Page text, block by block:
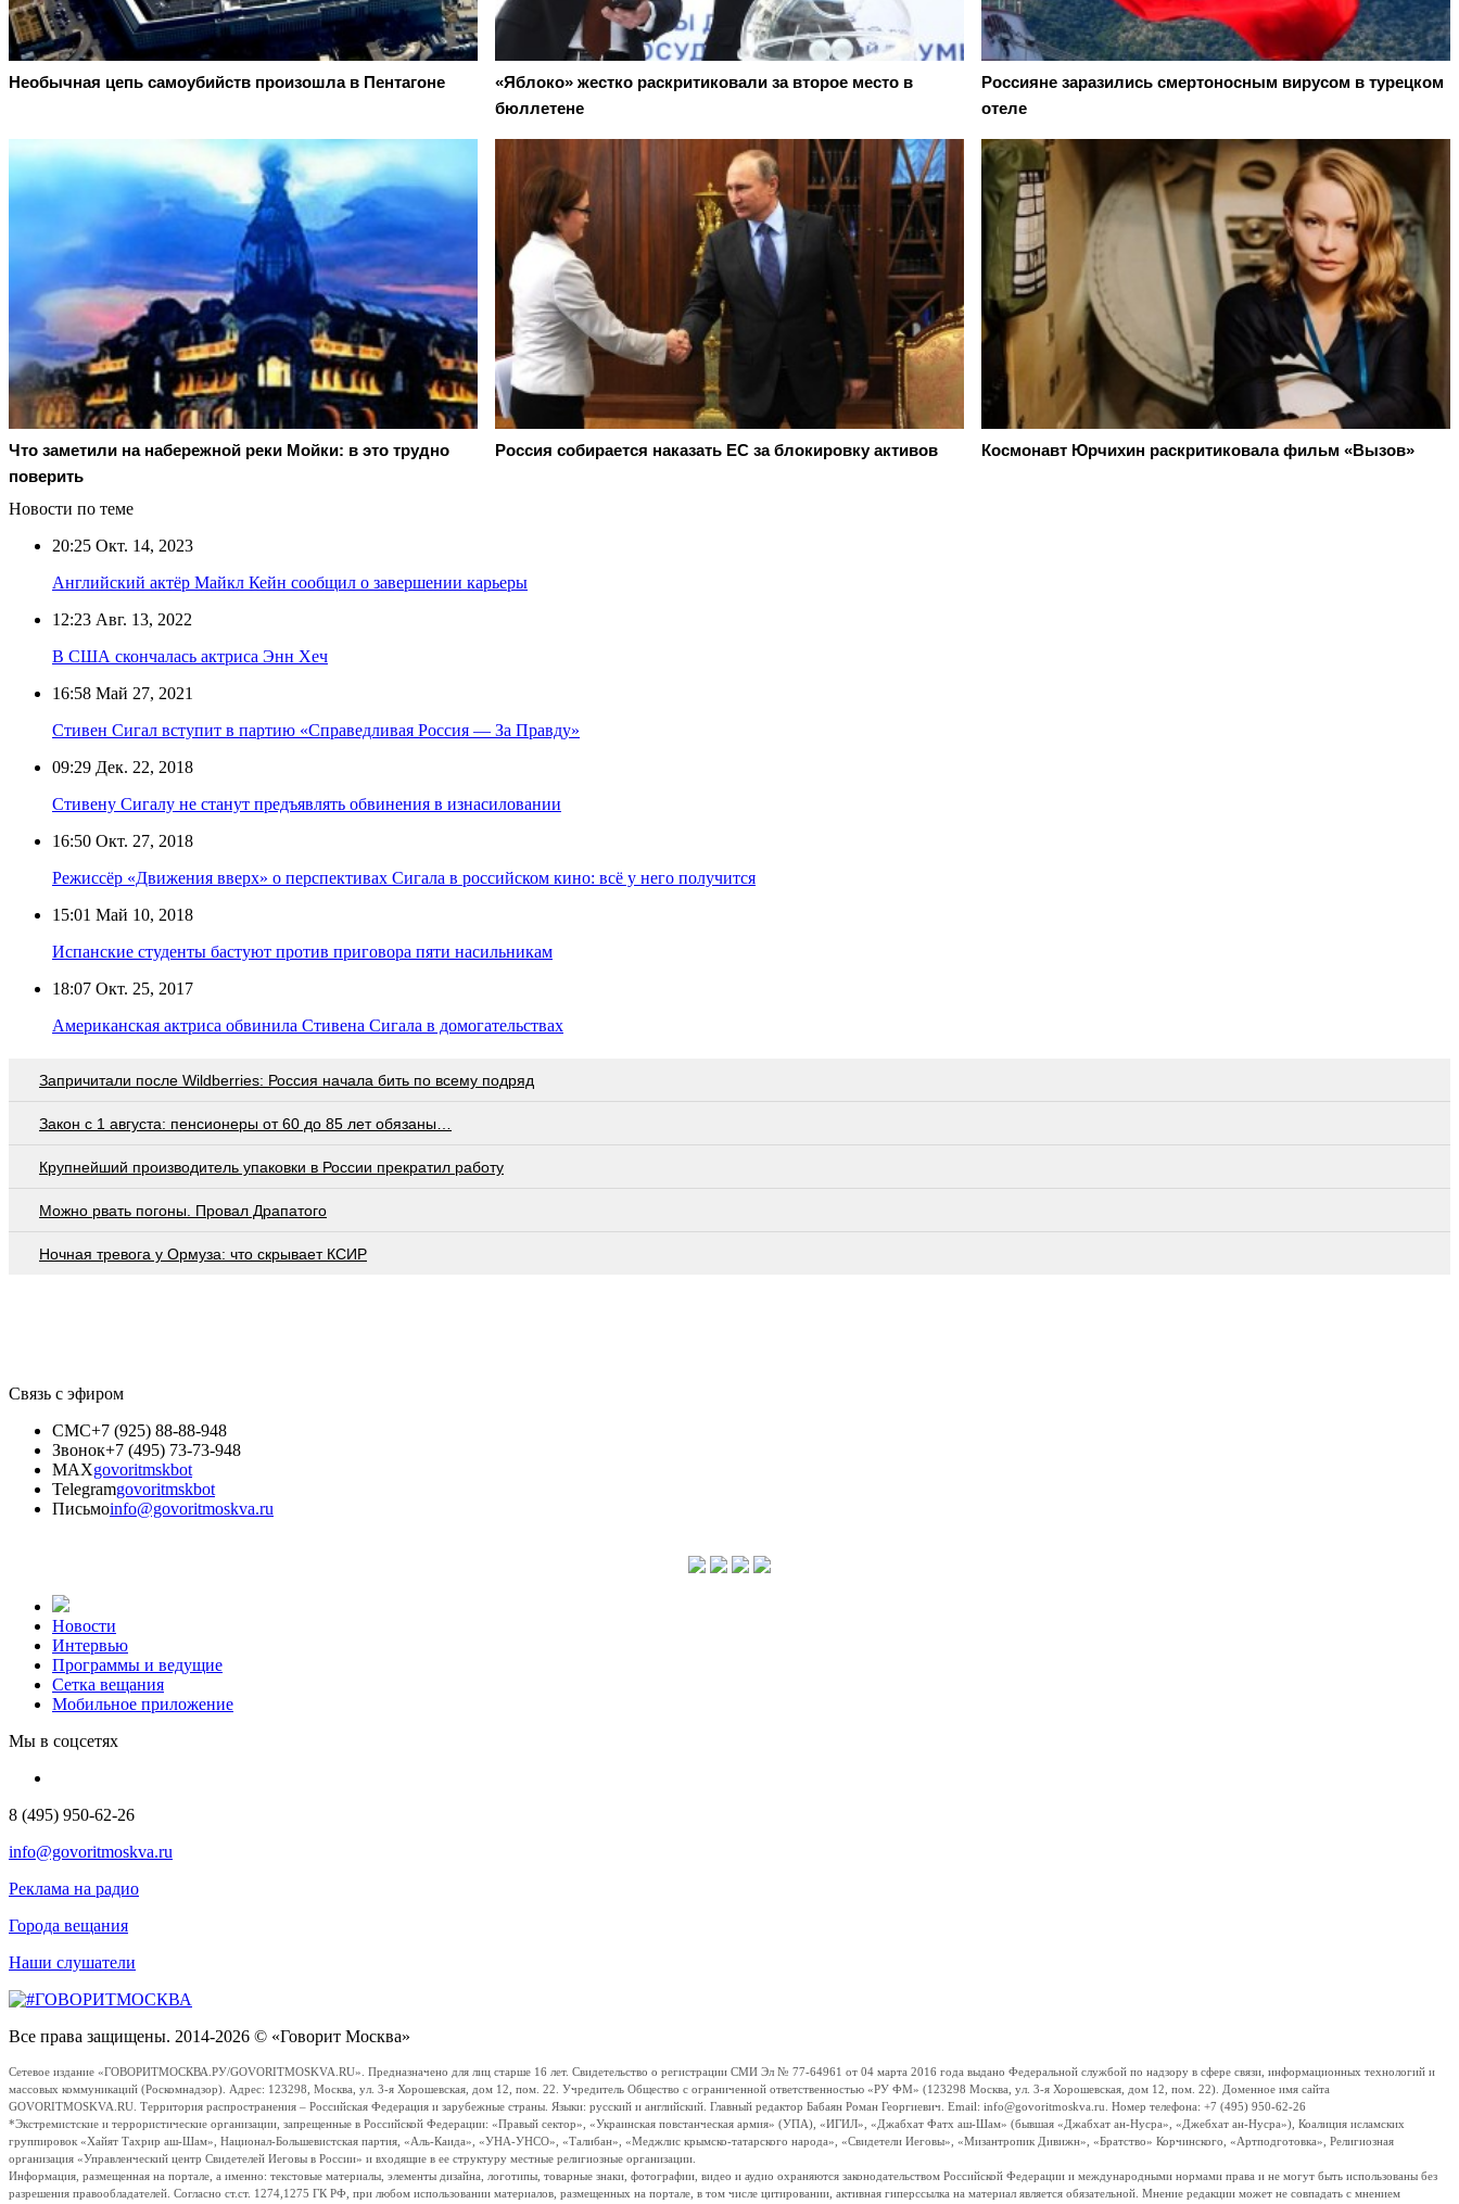
Необычная цепь самоубийств произошла в Пентагоне
«Яблоко» жестко раскритиковали за второе место в
бюллетене
Россияне заразились смертоносным вирусом в турецком
отеле
Что заметили на набережной реки Мойки: в это трудно
поверить
Россия собирается наказать EC за блокировку активов Космонавт Юрчихин раскритиковала фильм «Вызов»
Новости по теме
20:25 Окт. 14, 2023
Английский актёр Майкл Кейн сообщил о завершении карьеры
12:23 Авг. 13, 2022
В США скончалась актриса Энн Хеч
16:58 Май 27, 2021
Стивен Сигал вступит в партию «Справедливая Россия — За Правду»
09:29 Дек. 22, 2018
Стивену Сигалу не станут предъявлять обвинения в изнасиловании
16:50 Окт. 27, 2018
Режиссёр «Движения вверх» о перспективах Сигала в российском кино: всё у него получится
15:01 Май 10, 2018
Испанские студенты бастуют против приговора пяти насильникам
18:07 Окт. 25, 2017
Американская актриса обвинила Стивена Сигала в домогательствах
Запричитали после Wildberries: Россия начала бить по всему подряд
Закон с 1 августа: пенсионеры от 60 до 85 лет обязаны…
Крупнейший производитель упаковки в России прекратил работу
Можно рвать погоны. Провал Драпатого
Ночная тревога у Ормуза: что скрывает КСИР
Связь с эфиром
СМС+7 (925) 88-88-948
Звонок+7 (495) 73-73-948
MAXgovoritmskbot
Telegramgovoritmskbot
Письмоinfo@govoritmoskva.ru
Новости
Интервью
Программы и ведущие
Сетка вещания
Мобильное приложение
Мы в соцсетях
8 (495) 950-62-26
info@govoritmoskva.ru
Реклама на радио
Города вещания
Наши слушатели
Все права защищены. 2014-2026 © «Говорит Москва»
Сетевое издание «ГОВОРИТМОСКВА.РУ/GOVORITMOSKVA.RU». Предназначено для лиц старше 16 лет. Свидетельство о регистрации СМИ Эл № 77-64961 от 04 марта 2016 года выдано Федеральной службой по надзору в сфере связи, информационных технологий и
массовых коммуникаций (Роскомнадзор). Адрес: 123298, Москва, ул. 3-я Хорошевская, дом 12, пом. 22. Учредитель Общество с ограниченной ответственностью «РУ ФМ» (123298 Москва, ул. 3-я Хорошевская, дом 12, пом. 22). Доменное имя сайта
GOVORITMOSKVA.RU. Территория распространения – Российская Федерация и зарубежные страны. Языки: русский и английский. Главный редактор Бабаян Роман Георгиевич. Email: info@govoritmoskva.ru. Номер телефона: +7 (495) 950-62-26
*Экстремистские и террористические организации, запрещенные в Российской Федерации: «Правый сектор», «Украинская повстанческая армия» (УПА), «ИГИЛ», «Джабхат Фатх аш-Шам» (бывшая «Джабхат ан-Нусра», «Джебхат ан-Нусра»), Коалиция исламских
группировок «Хайят Тахрир аш-Шам», Национал-Большевистская партия, «Аль-Каида», «УНА-УНСО», «Талибан», «Меджлис крымско-татарского народа», «Свидетели Иеговы», «Мизантропик Дивижн», «Братство» Корчинского, «Артподготовка», Религиозная
организация «Управленческий центр Свидетелей Иеговы в России» и входящие в ее структуру местные религиозные организации.
Информация, размещенная на портале, а именно: текстовые материалы, элементы дизайна, логотипы, товарные знаки, фотографии, видео и аудио охраняются законодательством Российской Федерации и международными нормами права и не могут быть использованы без
разрешения правообладателей. Согласно ст.ст. 1274,1275 ГК РФ, при любом использовании материалов, размещенных на портале, в том числе цитировании, активная гиперссылка на материал является обязательной. Мнение редакции может не совпадать с мнением